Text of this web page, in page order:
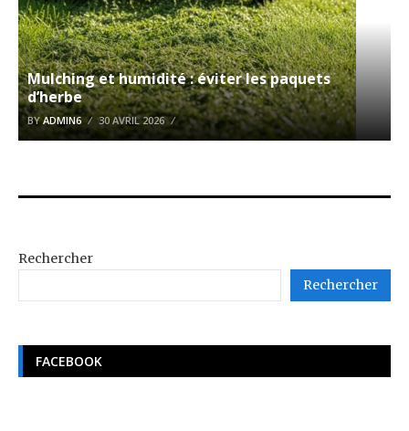
Mulching et humidité : éviter les paquets
d’herbe
BYADMIN6 30 AVRIL 2026
Rechercher
Rechercher
FACEBOOK